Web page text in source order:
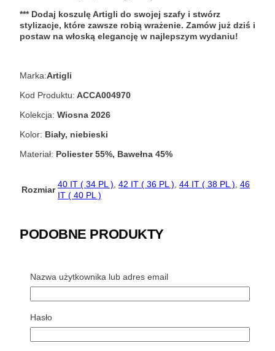
*** Dodaj koszulę Artigli do swojej szafy i stwórz
stylizacje, które zawsze robią wrażenie. Zamów już dziś i
postaw na włoską elegancję w najlepszym wydaniu!
Marka:Artigli
Kod Produktu: ACCA004970
Kolekcja: Wiosna 2026
Kolor: Biały, niebieski
Materiał: Poliester 55%, Bawełna 45%
Rozmiar
40 IT ( 34 PL ) 42 IT ( 36 PL ) 44 IT ( 38 PL ) 46
IT ( 40 PL )
PODOBNE PRODUKTY
SUKIENKA DOPASOWANA Z GOŁYMI PLECAMI
GIULIA N GE2452
680,00złPierwotna
340,00złAktualna
Nazwa użytkownika lub adres email
Hasło